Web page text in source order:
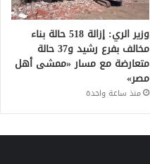
وزير الري: إزالة 518 حالة بناء
مخالف بفرع رشيد و37 حالة
متعارضة مع مسار «ممشى أهل
مصر»
منذ ساعة واحدة